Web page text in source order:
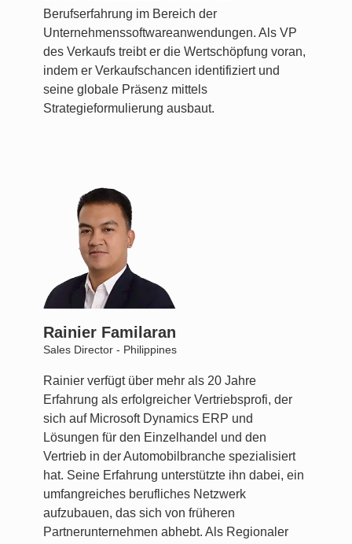
Berufserfahrung im Bereich der
Unternehmenssoftwareanwendungen. Als VP
des Verkaufs treibt er die Wertschöpfung voran,
indem er Verkaufschancen identifiziert und
seine globale Präsenz mittels
Strategieformulierung ausbaut.
Rainier Familaran
Sales Director - Philippines
Rainier verfügt über mehr als 20 Jahre
Erfahrung als erfolgreicher Vertriebsprofi, der
sich auf Microsoft Dynamics ERP und
Lösungen für den Einzelhandel und den
Vertrieb in der Automobilbranche spezialisiert
hat. Seine Erfahrung unterstützte ihn dabei, ein
umfangreiches berufliches Netzwerk
aufzubauen, das sich von früheren
Partnerunternehmen abhebt. Als Regionaler